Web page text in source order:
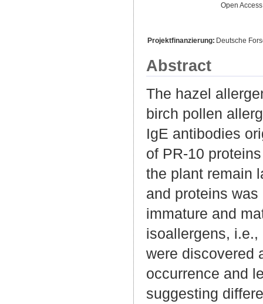
Open
Projektfinanzierung: Deutsche
Abstract
The hazel
birch pollen
IgE antibodies
of PR-10
the plant remain
and proteins
immature and
isoallergens,
were discovered
occurrence and
suggesting